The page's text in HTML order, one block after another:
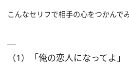
こんなセリフで相手の心をつかんで
（1）「俺の恋人になってよ」